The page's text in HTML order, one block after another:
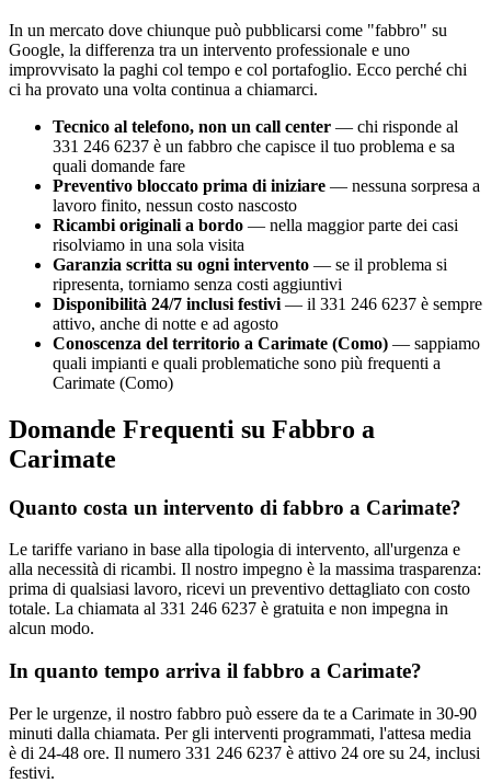
In un mercato dove chiunque può pubblicarsi come "fabbro" su
Google, la differenza tra un intervento professionale e uno
improvvisato la paghi col tempo e col portafoglio. Ecco perché chi
ci ha provato una volta continua a chiamarci.
Tecnico al telefono, non un call center — chi risponde al
331 246 6237 è un fabbro che capisce il tuo problema e sa
quali domande fare
Preventivo bloccato prima di iniziare — nessuna sorpresa a
lavoro finito, nessun costo nascosto
Ricambi originali a bordo — nella maggior parte dei casi
risolviamo in una sola visita
Garanzia scritta su ogni intervento — se il problema si
ripresenta, torniamo senza costi aggiuntivi
Disponibilità 24/7 inclusi festivi — il 331 246 6237 è sempre
attivo, anche di notte e ad agosto
Conoscenza del territorio a Carimate (Como) — sappiamo
quali impianti e quali problematiche sono più frequenti a
Carimate (Como)
Domande Frequenti su Fabbro a
Carimate
Quanto costa un intervento di fabbro a Carimate?
Le tariffe variano in base alla tipologia di intervento, all'urgenza e
alla necessità di ricambi. Il nostro impegno è la massima trasparenza:
prima di qualsiasi lavoro, ricevi un preventivo dettagliato con costo
totale. La chiamata al 331 246 6237 è gratuita e non impegna in
alcun modo.
In quanto tempo arriva il fabbro a Carimate?
Per le urgenze, il nostro fabbro può essere da te a Carimate in 30-90
minuti dalla chiamata. Per gli interventi programmati, l'attesa media
è di 24-48 ore. Il numero 331 246 6237 è attivo 24 ore su 24, inclusi
festivi.